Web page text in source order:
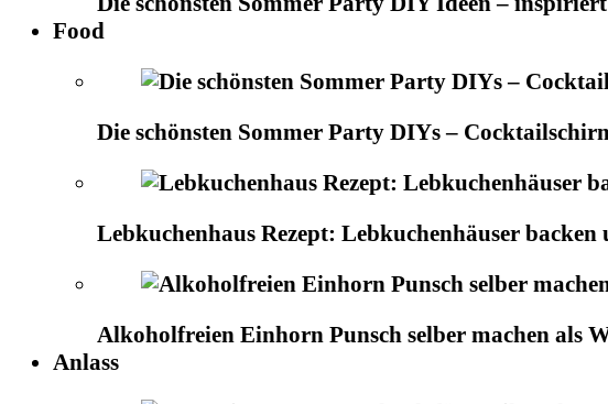
Food
Die schönsten Sommer Party DIYs –
Lebkuchenhaus Rezept: Lebkuchenhäuser
Alkoholfreien Einhorn Punsch selber machen als
Anlass